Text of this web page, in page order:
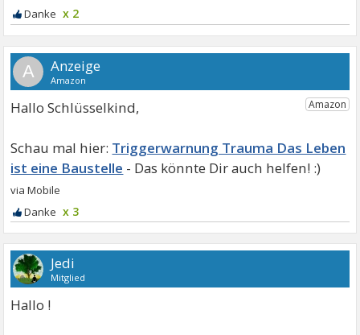
x 2
A
Hallo Schlüsselkind,
Triggerwarnung Trauma Das Leben
ist eine Baustelle
x 3
Jedi
Mitglied
Hallo !